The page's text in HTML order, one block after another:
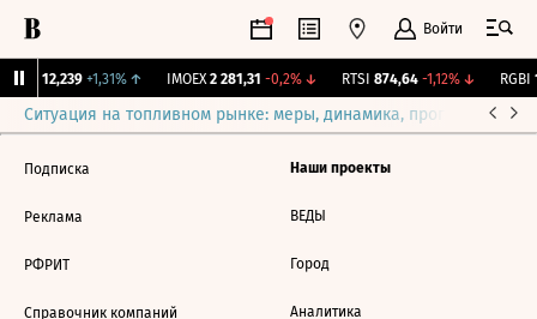
Войти
12,239 +1,31%↑ IMOEX 2 281,31 -0,2%↓ RTSI 874,64 -1,12%↓ RGBI
Ситуация на топливном рынке: меры, динамика, прогнозы
Подписка
Реклама
РФРИТ
Справочник компаний
Наши проекты
ВЕДЫ
Город
Аналитика